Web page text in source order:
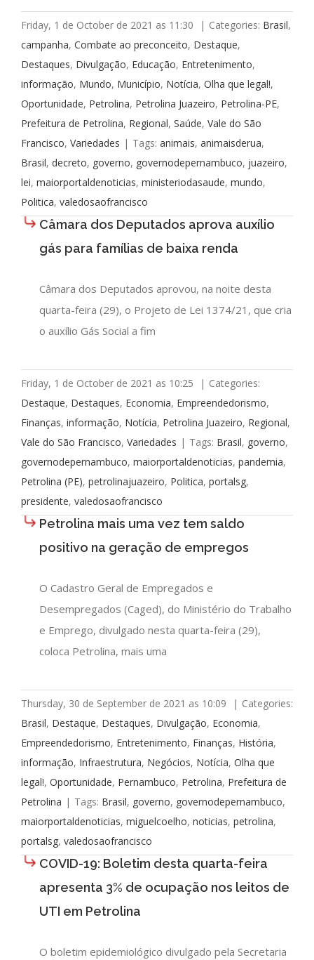
Friday, 1 de October de 2021 as 11:30 | Categories: Brasil,
campanha, Combate ao preconceito, Destaque,
Destaques, Divulgação, Educação, Entretenimento,
informação, Mundo, Município, Notícia, Olha que legal!,
Oportunidade, Petrolina, Petrolina Juazeiro, Petrolina-PE,
Prefeitura de Petrolina, Regional, Saúde, Vale do São
Francisco, Variedades | Tags: animais, animaisderua,
Brasil, decreto, governo, governodepernambuco, juazeiro,
lei, maiorportaldenoticias, ministeriodasaude, mundo,
Politica, valedosaofrancisco
Câmara dos Deputados aprova auxílio
gás para famílias de baixa renda
Câmara dos Deputados aprovou, na noite desta
quarta-feira (29), o Projeto de Lei 1374/21, que cria
o auxílio Gás Social a fim
Friday, 1 de October de 2021 as 10:25 | Categories:
Destaque, Destaques, Economia, Empreendedorismo,
Finanças, informação, Notícia, Petrolina Juazeiro, Regional,
Vale do São Francisco, Variedades | Tags: Brasil, governo,
governodepernambuco, maiorportaldenoticias, pandemia,
Petrolina (PE), petrolinajuazeiro, Politica, portalsg,
presidente, valedosaofrancisco
Petrolina mais uma vez tem saldo
positivo na geração de empregos
O Cadastro Geral de Empregados e
Desempregados (Caged), do Ministério do Trabalho
e Emprego, divulgado nesta quarta-feira (29),
coloca Petrolina, mais uma
Thursday, 30 de September de 2021 as 10:09 | Categories:
Brasil, Destaque, Destaques, Divulgação, Economia,
Empreendedorismo, Entretenimento, Finanças, História,
informação, Infraestrutura, Negócios, Notícia, Olha que
legal!, Oportunidade, Pernambuco, Petrolina, Prefeitura de
Petrolina | Tags: Brasil, governo, governodepernambuco,
maiorportaldenoticias, miguelcoelho, noticias, petrolina,
portalsg, valedosaofrancisco
COVID-19: Boletim desta quarta-feira
apresenta 3% de ocupação nos leitos de
UTI em Petrolina
O boletim epidemiológico divulgado pela Secretaria